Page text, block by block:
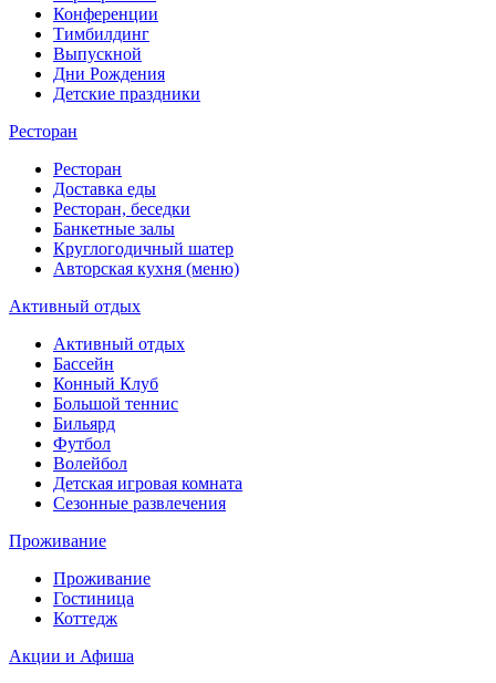
Конференции
Тимбилдинг
Выпускной
Дни Рождения
Детские праздники
Ресторан
Ресторан
Доставка еды
Ресторан, беседки
Банкетные залы
Круглогодичный шатер
Авторская кухня (меню)
Активный отдых
Активный отдых
Бассейн
Конный Клуб
Большой теннис
Бильярд
Футбол
Волейбол
Детская игровая комната
Сезонные развлечения
Проживание
Проживание
Гостиница
Коттедж
Акции и Афиша